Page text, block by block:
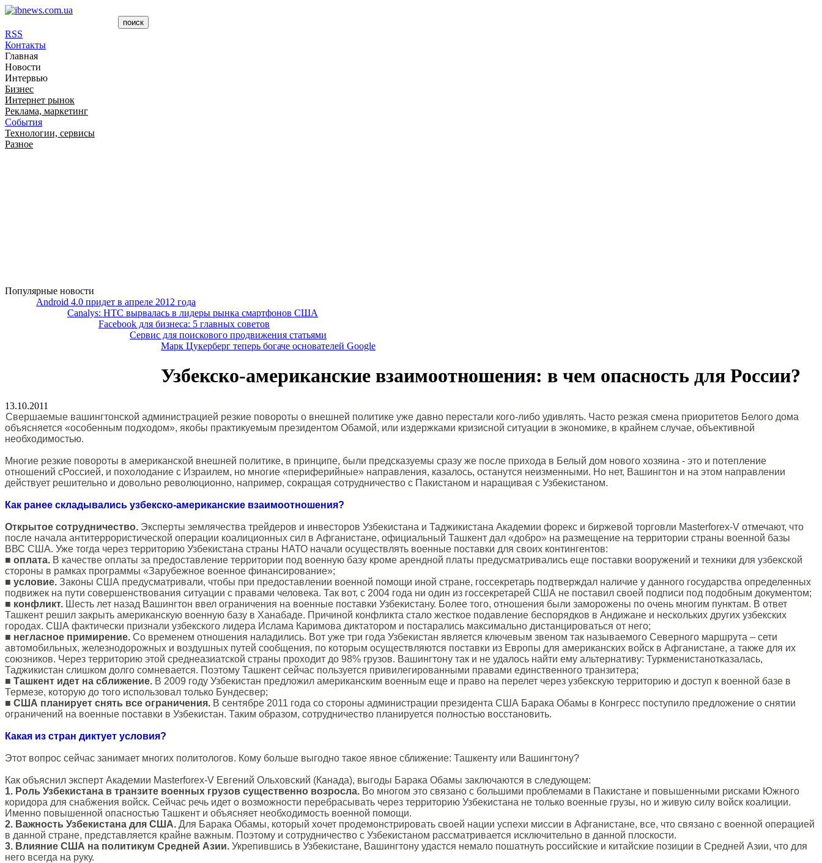
RSS
Контакты
Главная
Новости
Интервью
Бизнес
Интернет рынок
Реклама, маркетинг
События
Технологии, сервисы
Разное
Популярные новости
Android 4.0 придет в апреле 2012 года
Canalys: HTC вырвалась в лидеры рынка смартфонов США
Facebook для бизнеса: 5 главных советов
Сервис для поискового продвижения статьями
Марк Цукерберг теперь богаче основателей Google
Узбекско-американские взаимоотношения: в чем опасность для России?
13.10.2011
Свершаемые вашингтонской администрацией резкие повороты о внешней политике уже давно перестали кого-либо удивлять. Часто резкая смена приоритетов Белого дома
объясняется «особенным подходом», якобы практикуемым президентом Обамой, или издержками кризисной ситуации в экономике, в крайнем случае, объективной
необходимостью.
Многие резкие повороты в американской внешней политике, в принципе, были предсказуемы сразу же после прихода в Белый дом нового хозяина - это и потепление
отношений сРоссией, и похолодание с Израилем, но многие «периферийные» направления, казалось, останутся неизменными. Но нет, Вашингтон и на этом направлении
действует решительно и довольно революционно, например, сокращая сотрудничество с Пакистаном и наращивая с Узбекистаном.
Как ранее складывались узбекско-американские взаимоотношения?
Открытое сотрудничество. Эксперты землячества трейдеров и инвесторов Узбекистана и Таджикистана Академии форекс и биржевой торговли Masterforex-V отмечают, что
после начала антитеррористической операции коалиционных сил в Афганистане, официальный Ташкент дал «добро» на размещение на территории страны военной базы
ВВС США. Уже тогда через территорию Узбекистана страны НАТО начали осуществлять военные поставки для своих контингентов:
■ оплата. В качестве оплаты за предоставление территории под военную базу кроме арендной платы предусматривались еще поставки вооружений и техники для узбекской
стороны в рамках программы «Зарубежное военное финансирование»;
■ условие. Законы США предусматривали, чтобы при предоставлении военной помощи иной стране, госсекретарь подтверждал наличие у данного государства определенных
подвижек на пути совершенствования ситуации с правами человека. Так вот, с 2004 года ни один из госсекретарей США не поставил своей подписи под подобным документом;
■ конфликт. Шесть лет назад Вашингтон ввел ограничения на военные поставки Узбекистану. Более того, отношения были заморожены по очень многим пунктам. В ответ
Ташкент решил закрыть американскую военную базу в Ханабаде. Причиной конфликта стало жесткое подавление беспорядков в Андижане и нескольких других узбекских
городах. США фактически признали узбекского лидера Ислама Каримова диктатором и постарались максимально дистанцироваться от него;
■ негласное примирение. Со временем отношения наладились. Вот уже три года Узбекистан является ключевым звеном так называемого Северного маршрута – сети
автомобильных, железнодорожных и воздушных путей сообщения, по которым осуществляются поставки из Европы для американских войск в Афганистане, а также для их
союзников. Через территорию этой среднеазиатской страны проходит до 98% грузов. Вашингтону так и не удалось найти ему альтернативу: Туркменистанотказалась,
Таджикистан слишком долго сомневается. Поэтому Ташкент сейчас пользуется привилегированными правами единственного транзитера;
■ Ташкент идет на сближение. В 2009 году Узбекистан предложил американским военным еще и право на перелет через узбекскую территорию и доступ к военной базе в
Термезе, которую до того использовал только Бундесвер;
■ США планирует снять все ограничения. В сентябре 2011 года со стороны администрации президента США Барака Обамы в Конгресс поступило предложение о снятии
ограничений на военные поставки в Узбекистан. Таким образом, сотрудничество планируется полностью восстановить.
Какая из стран диктует условия?
Этот вопрос сейчас занимает многих политологов. Кому больше выгодно такое явное сближение: Ташкенту или Вашингтону?
Как объяснил эксперт Академии Masterforex-V Евгений Ольховский (Канада), выгоды Барака Обамы заключаются в следующем:
1. Роль Узбекистана в транзите военных грузов существенно возросла. Во многом это связано с большими проблемами в Пакистане и повышенными рисками Южного
коридора для снабжения войск. Сейчас речь идет о возможности перебрасывать через территорию Узбекистана не только военные грузы, но и живую силу войск коалиции.
Именно повышенной опасностью Ташкент и объясняет необходимость военной помощи.
2. Важность Узбекистана для США. Для Барака Обамы, который хочет продемонстрировать своей нации успехи миссии в Афганистане, все, что связано с военной операцией
в данной стране, представляется крайне важным. Поэтому и сотрудничество с Узбекистаном рассматривается исключительно в данной плоскости.
3. Влияние США на политикум Средней Азии. Укрепившись в Узбекистане, Вашингтону удастся немало пошатнуть российские и китайские позиции в Средней Азии, что для
него всегда на руку.